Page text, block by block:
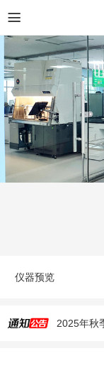
仪器预览
2025年秋
生命科学